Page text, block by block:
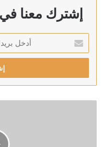
إشترك معنا في
بريدك
الإلكتروني